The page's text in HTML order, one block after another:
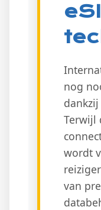
nog
Terwijl
wordt
van